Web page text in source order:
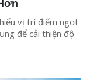
vị trí điểm ngọt
để cải thiện độ